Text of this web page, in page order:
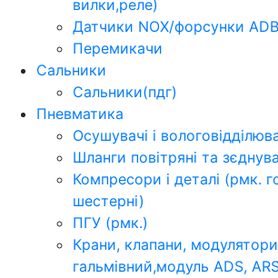
вилки,реле)
Датчики NOX/форсунки
Перемикачи
Сальники
Сальники(пдг)
Пневматика
Осушувачі і
Шланги повітряні та
Компресори і деталі (рмк.
шестерні)
ПГУ (рмк.)
Крани, клапани,
гальмівний,модуль ADS,